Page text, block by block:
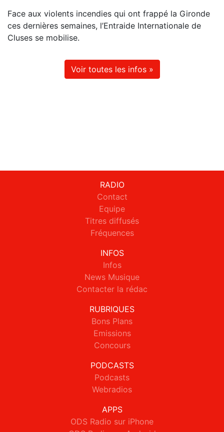
Face aux violents incendies qui ont frappé la Gironde
ces dernières semaines, l’Entraide Internationale de
Cluses se mobilise.
Voir toutes les infos »
RADIO
Contact
Equipe
Titres diffusés
Fréquences
INFOS
Infos
News Musique
Contacter la rédac
RUBRIQUES
Bons Plans
Emissions
Concours
PODCASTS
Podcasts
Webradios
APPS
ODS Radio sur iPhone